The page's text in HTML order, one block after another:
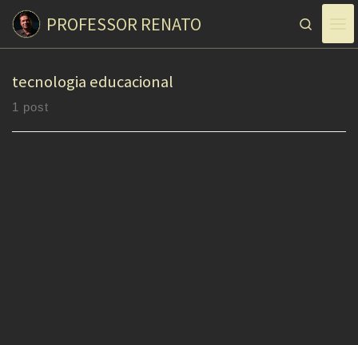
Skip to content
PROFESSOR RENATO
tecnologia educacional
1 post